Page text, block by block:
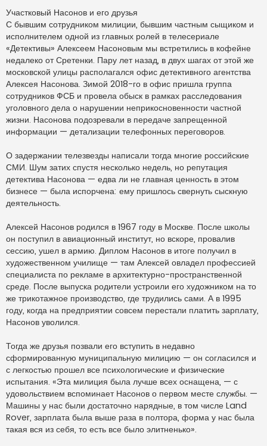
Участковый Насонов и его друзья
С бывшим сотрудником милиции, бывшим частным сыщиком и
исполнителем одной из главных ролей в телесериале
«Детективы» Алексеем Насоновым мы встретились в кофейне
недалеко от Сретенки. Пару лет назад, в двух шагах от этой же
московской улицы располагался офис детективного агентства
Алексея Насонова. Зимой 2018-го в офис пришла группа
сотрудников ФСБ и провела обыск в рамках расследования
уголовного дела о нарушении неприкосновенности частной
жизни. Насонова подозревали в передаче запрещенной
информации — детализации телефонных переговоров.
О задержании телезвезды написали тогда многие российские
СМИ. Шум затих спустя несколько недель, но репутация
детектива Насонова — едва ли не главная ценность в этом
бизнесе — была испорчена: ему пришлось свернуть сыскную
деятельность.
Алексей Насонов родился в 1967 году в Москве. После школы
он поступил в авиационный институт, но вскоре, провалив
сессию, ушел в армию. Диплом Насонов в итоге получил в
художественном училище — там Алексей овладел профессией
специалиста по рекламе в архитектурно-пространственной
среде. После выпуска родители устроили его художником на то
же трикотажное производство, где трудились сами. А в 1995
году, когда на предприятии совсем перестали платить зарплату,
Насонов уволился.
Тогда же друзья позвали его вступить в недавно
сформированную муниципальную милицию — он согласился и
с легкостью прошел все психологические и физические
испытания. «Эта милиция была лучше всех оснащена, — с
удовольствием вспоминает Насонов о первом месте службы. —
Машины у нас были достаточно нарядные, в том числе Land
Rover, зарплата была выше раза в полтора, форма у нас была
такая вся из себя, то есть все было элитненько».